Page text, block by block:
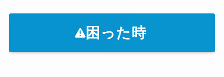
困った時